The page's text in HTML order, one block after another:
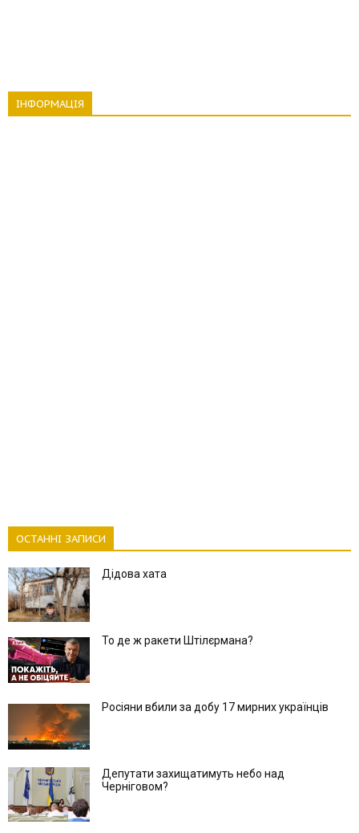
ІНФОРМАЦІЯ
ОСТАННІ ЗАПИСИ
Дідова хата
То де ж ракети Штілєрмана?
Росіяни вбили за добу 17 мирних українців
Депутати захищатимуть небо над
Черніговом?